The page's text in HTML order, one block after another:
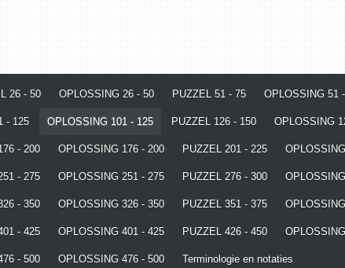
26 - 50 OPLOSSING 26 - 50 PUZZEL 51 - 75 OPLOSSING 51
- 125 OPLOSSING 101 - 125 PUZZEL 126 - 150 OPLOSSING
- 200 OPLOSSING 176 - 200 PUZZEL 201 - 225
- 275 OPLOSSING 251 - 275 PUZZEL 276 - 300
- 350 OPLOSSING 326 - 350 PUZZEL 351 - 375
- 425 OPLOSSING 401 - 425 PUZZEL 426 - 450
- 500 OPLOSSING 476 - 500 Terminologie en notaties